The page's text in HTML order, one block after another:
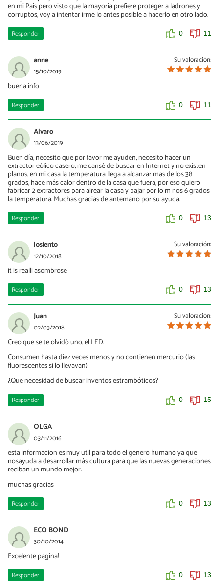
en mi País pero visto que la mayoría prefiere proteger a ladrones y
corruptos, voy a intentar irme lo antes posible a hacerlo en otro lado.
Responder 0 11
Su valoración:
anne
15/10/2019
buena info
Responder 0 11
Alvaro
13/06/2019
Buen día, necesito que por favor me ayuden, necesito hacer un
extractor eólico casero, me cansé de buscar en Internet y no existen
planos, en mi casa la temperatura llega a alcanzar mas de los 38
grados, hace más calor dentro de la casa que fuera, por eso quiero
fabricar 2 extractores para airear la casa y bajar por lo m nos 6 grados
la temperatura. Muchas gracias de antemano por su ayuda.
Responder 0 13
Su valoración:
losiento
12/10/2018
it is realli asombrose
Responder 0 13
Su valoración:
Juan
02/03/2018
Creo que se te olvidó uno, el LED.
Consumen hasta diez veces menos y no contienen mercurio (las
fluorescentes si lo llevavan).
¿Que necesidad de buscar inventos estrambóticos?
Responder 0 15
OLGA
03/11/2016
esta informacion es muy util para todo el genero humano ya que
nosayuda a desarrollar más cultura para que las nuevas generaciones
reciban un mundo mejor.
muchas gracias
Responder 0 13
ECO BOND
30/10/2014
Excelente pagina!
Responder 0 13